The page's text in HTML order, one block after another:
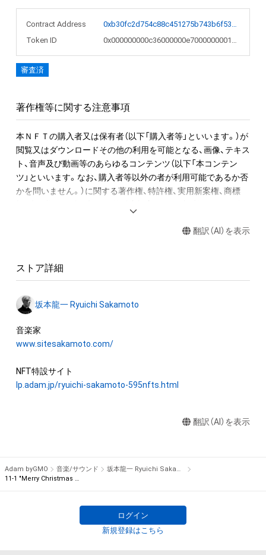
ールで送付します。
●NFT作品名と音の説明
NFT作品名の冒頭に付加された、前半の数字が楽譜の何小節目
坂本龍一」の場合は、1小節目の1音目のNFTを表す。
音源に関しては下記法則に沿っています。
1. 該当音の切り出しは、右手のトップノートが基準です。
2. 音終わりが欠けてしまう該当音については、2小節分の長さで
書き出しています。
3. 各小節のラストノート（最後の1音）は、次の小節に渡って音が
響いています。切り出した音を小節内の楽譜と同じ正しい位置
WAVデータでは位置を調整し、1秒前に配置しています。
“Merry Christmas Mr. Lawrence” by Ryuichi Sakamoto
One of Ryuichi Sakamoto’s signature pieces, “Merry
Christmas Mr. Lawrence - 2021”, was recorded at Bunkamura
Studio in Tokyo on July 30th, 2021, while fighting against
illness, his only recording of this work in 2021. The 595 music
one by one and converted into a unique NFT.
note is numbered for each bar, composing a total of 595
There is only one item for each note in the world, being the
first NFT by Ryuichi Sakamoto.
Furthermore, the owners of this collectible NFT item can join
the auction for “NFT for the rights to obtain “Merry
Christmas Mr. Lawrence” by Ryuichi Sakamoto handwritten
Contract Address
0xb30fc2d754c88c451275b743b6f530f19f643683
Token ID
0x000000000c36000000e7000000001e56
審査済
著作権等に関する注意事項
本ＮＦＴの購入者又は保有者（以下「購入者等」といいます。）が
閲覧又はダウンロードその他の利用を可能となる、画像、テキス
ト、音声及び動画等のあらゆるコンテンツ（以下「本コンテン
ツ」といいます。なお、購入者等以外の者が利用可能であるか否
かを問いません。）に関する著作権、特許権、実用新案権、商標
冬舎に留保されます。すなわち、本ＮＦＴ又は本コンテンツに
けることを意味しません。
したがって、本ＮＦＴ等の保有者であっても、本コンテンツの権
利者である坂本龍一及び株式会社幻冬舎（またはこれらの者の
承継人若しくは管理委託先）から別途の承諾を得ずに、個人によ
る閲覧の範囲を超えた利用、商用利用その他の法律上権利者の
ースエンジニアリングを含みますが、これらに限りません。)を
行うことはできません。
瑕疵（安全性、信頼性、正確性、完全性、有効性、特定の目的への
ることを保証するものでなく、当該瑕疵又は購入者等が使用す
るコンピューター、回線、ソフトウェア若しくはプラットフォー
ないものとします。また当社は、本サービスに関して、購入者等
と第三者との間において生じた取引、連絡または紛争等につい
て一切責任を負わないものとします。
翻訳（AI）を表示
ストア詳細
坂本龍一 Ryuichi Sakamoto
www.sitesakamoto.com/
lp.adam.jp/ryuichi-sakamoto-595nfts.html
翻訳（AI）を表示
Adam byGMO 音楽/サウンド
坂本龍一 Ryuichi Sakamoto
11-1 "Merry Christmas Mr. Lawrence" Ryuichi Sakamoto 坂本 龍一
ログイン
新規登録はこちら